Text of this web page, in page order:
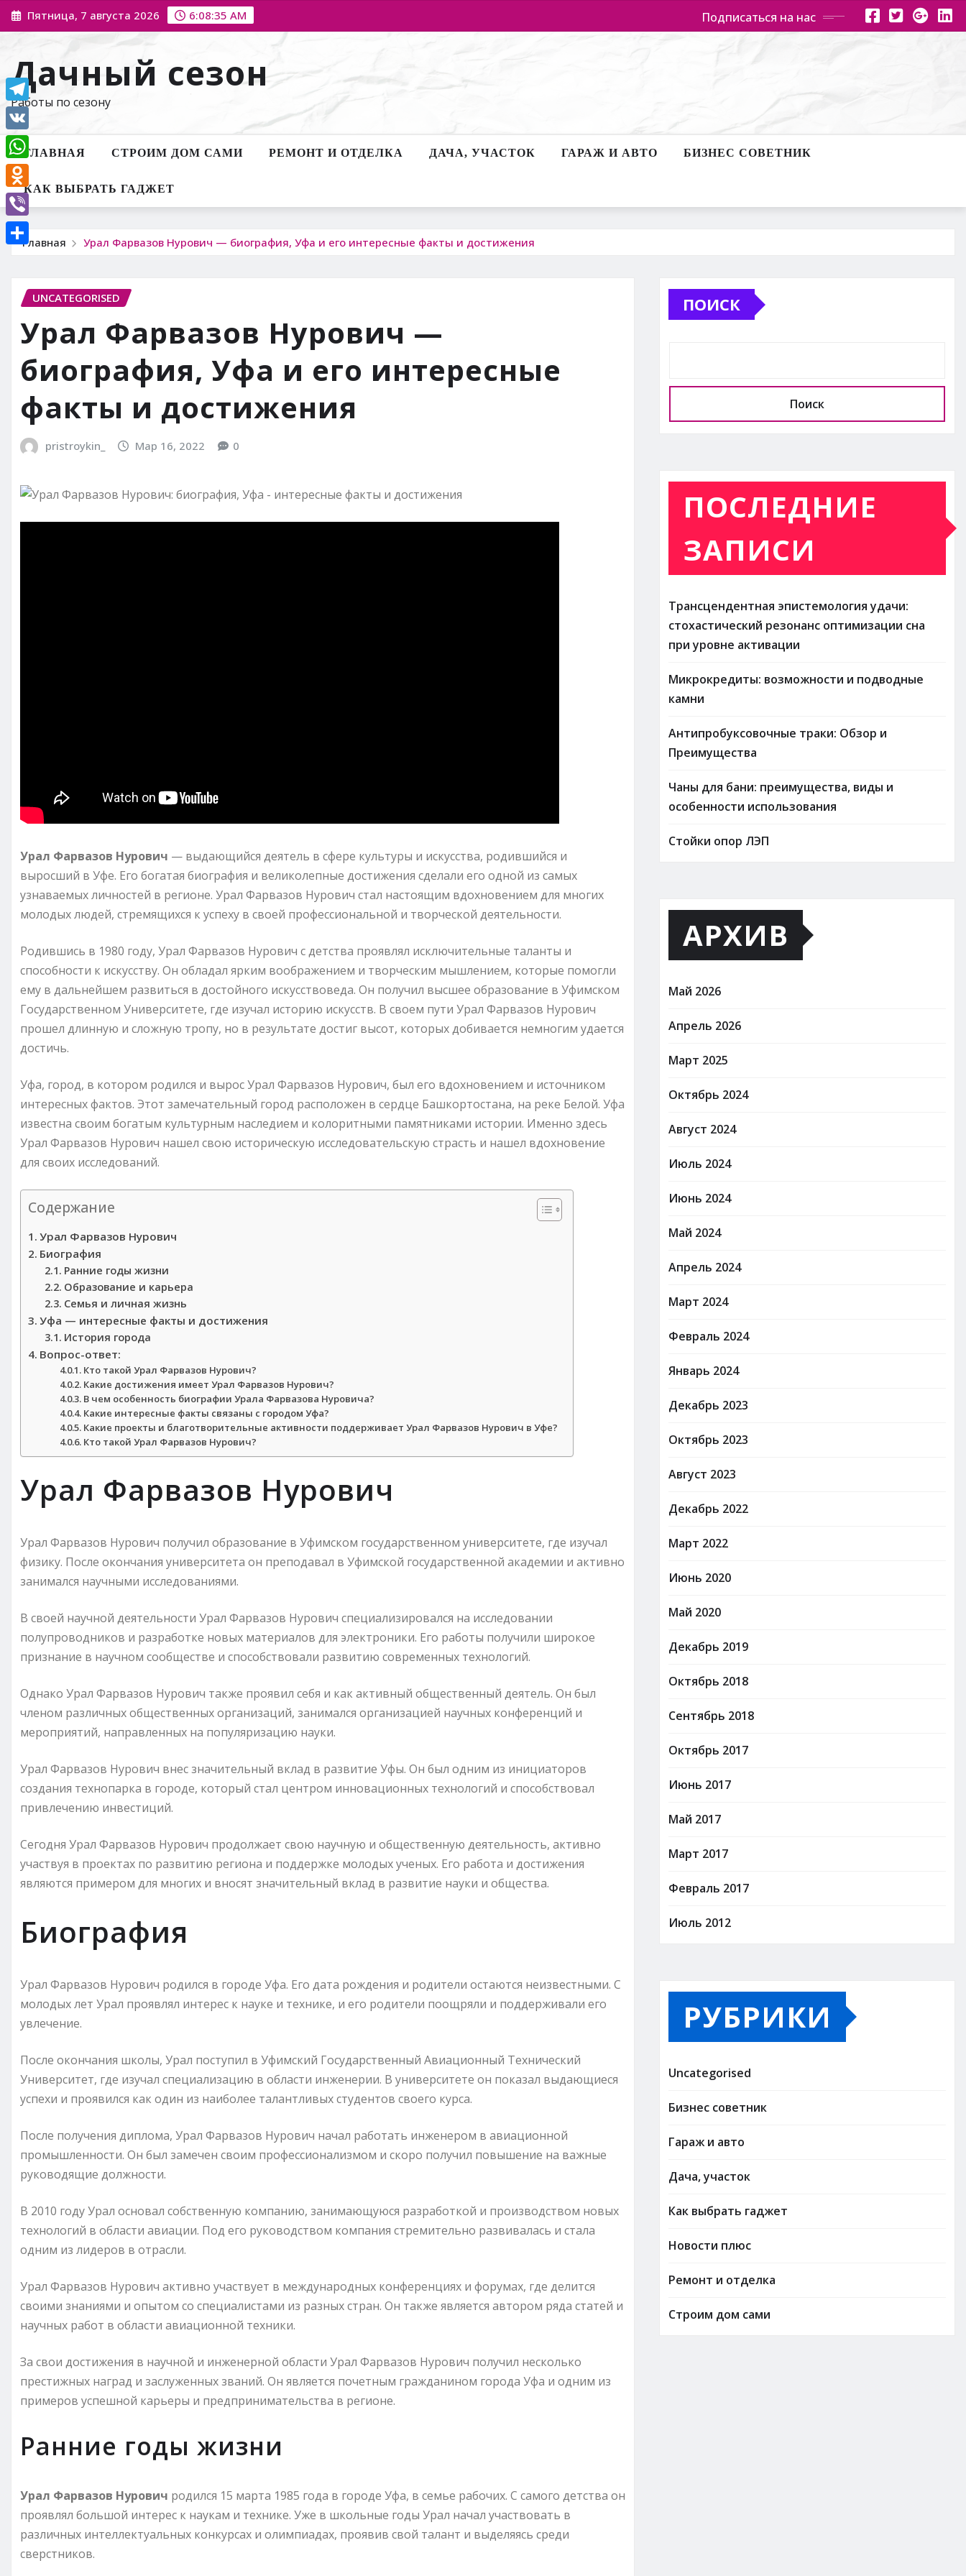
Перейти
к
Пятница, 7 августа 2026 6:08:36 AM Подписаться на нас
Дачный сезон
Работы по сезону
ГЛАВНАЯ СТРОИМ ДОМ САМИ РЕМОНТ И ОТДЕЛКА ДАЧА, УЧАСТОК ГАРАЖ И АВТО БИЗНЕС СОВЕТНИК
КАК ВЫБРАТЬ ГАДЖЕТ
Главная Урал Фарвазов Нурович — биография, Уфа и его интересные факты и достижения
UNCATEGORISED
Урал Фарвазов Нурович —
биография, Уфа и его интересные
факты и достижения
pristroykin_ Мар 16, 2022 0
Урал Фарвазов Нурович — выдающийся деятель в сфере культуры и искусства, родившийся и
выросший в Уфе. Его богатая биография и великолепные достижения сделали его одной из самых
узнаваемых личностей в регионе. Урал Фарвазов Нурович стал настоящим вдохновением для многих
молодых людей, стремящихся к успеху в своей профессиональной и творческой деятельности.
Родившись в 1980 году, Урал Фарвазов Нурович с детства проявлял исключительные таланты и
способности к искусству. Он обладал ярким воображением и творческим мышлением, которые помогли
ему в дальнейшем развиться в достойного искусствоведа. Он получил высшее образование в Уфимском
Государственном Университете, где изучал историю искусств. В своем пути Урал Фарвазов Нурович
прошел длинную и сложную тропу, но в результате достиг высот, которых добивается немногим удается
достичь.
Уфа, город, в котором родился и вырос Урал Фарвазов Нурович, был его вдохновением и источником
интересных фактов. Этот замечательный город расположен в сердце Башкортостана, на реке Белой. Уфа
известна своим богатым культурным наследием и колоритными памятниками истории. Именно здесь
Урал Фарвазов Нурович нашел свою историческую исследовательскую страсть и нашел вдохновение
для своих исследований.
Содержание
Урал Фарвазов Нурович
Биография
Ранние годы жизни
Образование и карьера
Семья и личная жизнь
Уфа — интересные факты и достижения
История города
Вопрос-ответ:
Кто такой Урал Фарвазов Нурович?
Какие достижения имеет Урал Фарвазов Нурович?
В чем особенность биографии Урала Фарвазова Нуровича?
Какие интересные факты связаны с городом Уфа?
Какие проекты и благотворительные активности поддерживает Урал Фарвазов Нурович в Уфе?
Кто такой Урал Фарвазов Нурович?
Урал Фарвазов Нурович
Урал Фарвазов Нурович получил образование в Уфимском государственном университете, где изучал
физику. После окончания университета он преподавал в Уфимской государственной академии и активно
занимался научными исследованиями.
В своей научной деятельности Урал Фарвазов Нурович специализировался на исследовании
полупроводников и разработке новых материалов для электроники. Его работы получили широкое
признание в научном сообществе и способствовали развитию современных технологий.
Однако Урал Фарвазов Нурович также проявил себя и как активный общественный деятель. Он был
членом различных общественных организаций, занимался организацией научных конференций и
мероприятий, направленных на популяризацию науки.
Урал Фарвазов Нурович внес значительный вклад в развитие Уфы. Он был одним из инициаторов
создания технопарка в городе, который стал центром инновационных технологий и способствовал
привлечению инвестиций.
Сегодня Урал Фарвазов Нурович продолжает свою научную и общественную деятельность, активно
участвуя в проектах по развитию региона и поддержке молодых ученых. Его работа и достижения
являются примером для многих и вносят значительный вклад в развитие науки и общества.
Биография
Урал Фарвазов Нурович родился в городе Уфа. Его дата рождения и родители остаются неизвестными. С
молодых лет Урал проявлял интерес к науке и технике, и его родители поощряли и поддерживали его
увлечение.
После окончания школы, Урал поступил в Уфимский Государственный Авиационный Технический
Университет, где изучал специализацию в области инженерии. В университете он показал выдающиеся
успехи и проявился как один из наиболее талантливых студентов своего курса.
После получения диплома, Урал Фарвазов Нурович начал работать инженером в авиационной
промышленности. Он был замечен своим профессионализмом и скоро получил повышение на важные
руководящие должности.
В 2010 году Урал основал собственную компанию, занимающуюся разработкой и производством новых
технологий в области авиации. Под его руководством компания стремительно развивалась и стала
одним из лидеров в отрасли.
Урал Фарвазов Нурович активно участвует в международных конференциях и форумах, где делится
своими знаниями и опытом со специалистами из разных стран. Он также является автором ряда статей и
научных работ в области авиационной техники.
За свои достижения в научной и инженерной области Урал Фарвазов Нурович получил несколько
престижных наград и заслуженных званий. Он является почетным гражданином города Уфа и одним из
примеров успешной карьеры и предпринимательства в регионе.
Ранние годы жизни
Урал Фарвазов Нурович родился 15 марта 1985 года в городе Уфа, в семье рабочих. С самого детства он
проявлял большой интерес к наукам и технике. Уже в школьные годы Урал начал участвовать в
различных интеллектуальных конкурсах и олимпиадах, проявив свой талант и выделяясь среди
сверстников.
ПОИСК
Поиск
ПОСЛЕДНИЕ
ЗАПИСИ
Трансцендентная эпистемология удачи:
стохастический резонанс оптимизации сна
при уровне активации
Микрокредиты: возможности и подводные
камни
Антипробуксовочные траки: Обзор и
Преимущества
Чаны для бани: преимущества, виды и
особенности использования
Стойки опор ЛЭП
АРХИВ
Май 2026
Апрель 2026
Март 2025
Октябрь 2024
Август 2024
Июль 2024
Июнь 2024
Май 2024
Апрель 2024
Март 2024
Февраль 2024
Январь 2024
Декабрь 2023
Октябрь 2023
Август 2023
Декабрь 2022
Март 2022
Июнь 2020
Май 2020
Декабрь 2019
Октябрь 2018
Сентябрь 2018
Октябрь 2017
Июнь 2017
Май 2017
Март 2017
Февраль 2017
Июль 2012
РУБРИКИ
Uncategorised
Бизнес советник
Гараж и авто
Дача, участок
Как выбрать гаджет
Новости плюс
Ремонт и отделка
Строим дом сами
Telegram
VK
WhatsApp
Odnoklassniki
Viber